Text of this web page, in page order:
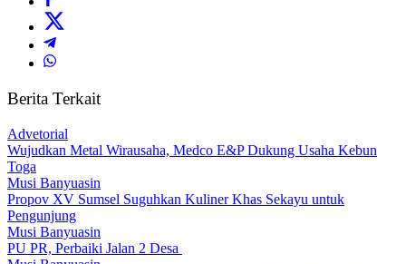
Berita Terkait
Advetorial
Wujudkan Metal Wirausaha, Medco E&P Dukung Usaha Kebun
Toga
Musi Banyuasin
Propov XV Sumsel Suguhkan Kuliner Khas Sekayu untuk
Pengunjung
Musi Banyuasin
PU PR, Perbaiki Jalan 2 Desa